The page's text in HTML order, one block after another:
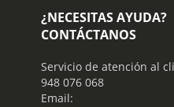
¿NECESITAS AYUDA?
CONTÁCTANOS
Servicio de atención al
948 076 068
Email: